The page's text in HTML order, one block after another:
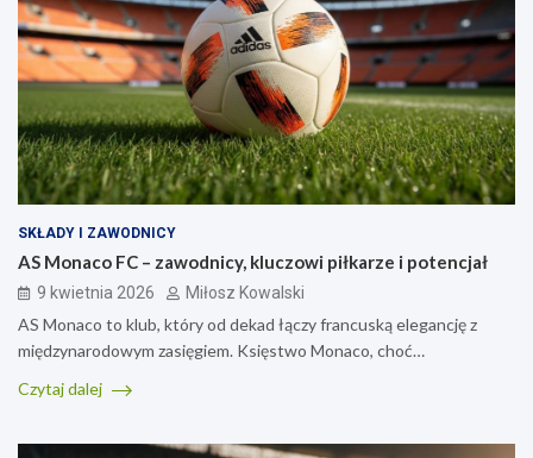
SKŁADY I ZAWODNICY
AS Monaco FC – zawodnicy, kluczowi piłkarze i potencjał
9 kwietnia 2026 Miłosz Kowalski
AS Monaco to klub, który od dekad łączy francuską elegancję z
międzynarodowym zasięgiem. Księstwo Monaco, choć…
Czytaj dalej